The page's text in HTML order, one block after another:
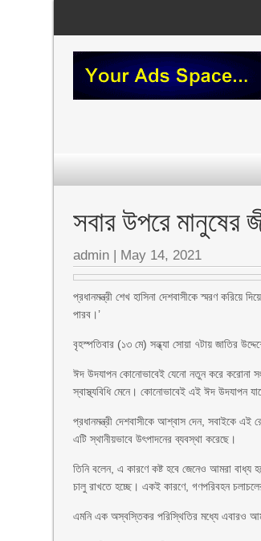
সবার উপরে মানুষের
admin | May 14, 2021
প্রধানমন্ত্রী শেখ হাসিনা দেশবাসীকে স্মরণ
পারব।’
বৃহস্পতিবার (১৩ মে) সন্ধ্যা সোয়া ৭টায় জাতির
ঈদ উদযাপন কোনোভাবেই যেনো নতুন করে করোনা
স্বাস্থ্যবিধি মেনে। কোনোভাবেই এই ঈদ উদযাপন
প্রধানমন্ত্রী দেশবাসীকে আশ্বাস দেন, সবাইকে
এটি স্থানীয়ভাবে উৎপাদনের ব্যবস্থা করেছে।
তিনি বলেন, এ কারণে কষ্ট হবে জেনেও আমরা বাধ্য
চালু রাখতে হচ্ছে। একই কারণে, গণপরিবহন
এমনি এক অস্বস্তিকর পরিস্থিতির মধ্যে এবারও